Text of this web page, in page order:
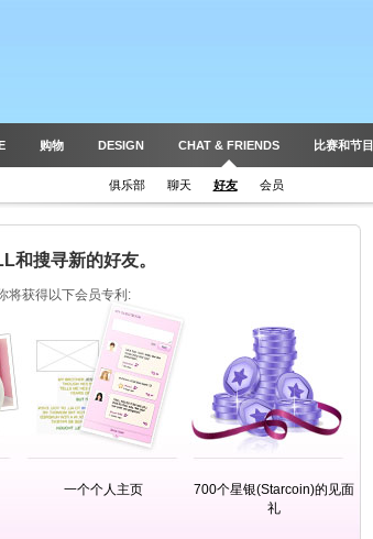
购物 DESIGN CHAT & FRIENDS 比赛和节目
俱乐部 聊天 好友 会员
和搜寻新的好友。
将获得以下会员专利:
一个个人主页
700个星银(Starcoin)的见面
礼